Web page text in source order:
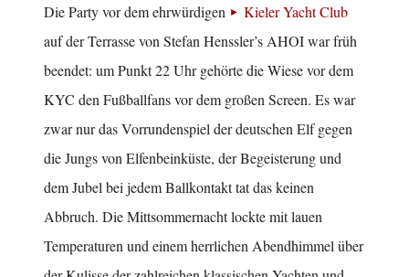
Die Party vor dem ehrwürdigen
Kieler Yacht Club
auf der Terrasse von Stefan Henssler’s AHOI war früh
beendet: um Punkt 22 Uhr gehörte die Wiese vor dem
KYC den Fußballfans vor dem großen Screen. Es war
zwar nur das Vorrundenspiel der deutschen Elf gegen
die Jungs von Elfenbeinküste, der Begeisterung und
dem Jubel bei jedem Ballkontakt tat das keinen
Abbruch. Die Mittsommernacht lockte mit lauen
Temperaturen und einem herrlichen Abendhimmel über